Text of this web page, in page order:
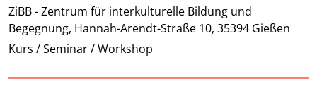
ZiBB - Zentrum für interkulturelle Bildung und
Begegnung, Hannah-Arendt-Straße 10, 35394 Gießen
Kurs / Seminar / Workshop